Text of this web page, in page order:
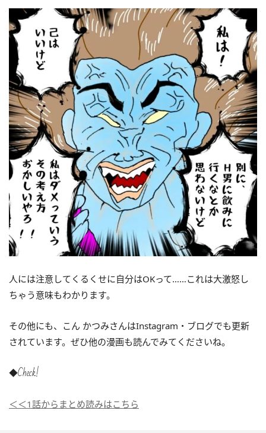
人には注意してくるくせに自分はOKって……これは大激怒し
ちゃう意味もわかります。
その他にも、こん かつみさんはInstagram・ブログでも更新
されています。ぜひ他の漫画も読んでみてくださいね。
◆Check!
＜＜1話からまとめ読みはこちら